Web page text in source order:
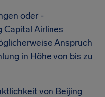
oder -
Capital Airlines
Anspruch
in Höhe von bis zu
von Beijing